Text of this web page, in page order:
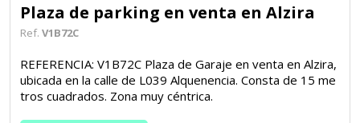
Plaza de parking en venta en Alzira
Ref. V1B72C
REFERENCIA: V1B72C Plaza de Garaje en venta en Alzira,
ubicada en la calle de L039 Alquenencia. Consta de 15 me
tros cuadrados. Zona muy céntrica.